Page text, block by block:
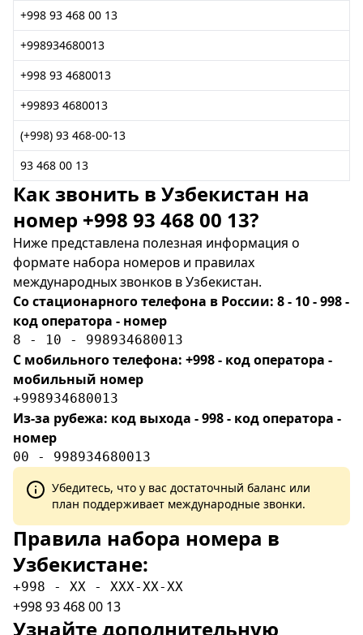
+998 93 468 00 13
+998934680013
+998 93 4680013
+99893 4680013
(+998) 93 468-00-13
93 468 00 13
Как звонить в Узбекистан на
номер +998 93 468 00 13?
Ниже представлена полезная информация о
формате набора номеров и правилах
международных звонков в Узбекистан.
Со стационарного телефона в России: 8 - 10 - 998 -
код оператора - номер
8 - 10 - 998934680013
С мобильного телефона: +998 - код оператора -
мобильный номер
+998934680013
Из-за рубежа: код выхода - 998 - код оператора -
номер
00 - 998934680013
Убедитесь, что у вас достаточный баланс или
план поддерживает международные звонки.
Правила набора номера в
Узбекистане:
+998 - XX - XXX-XX-XX
+998 93 468 00 13
Узнайте дополнительную